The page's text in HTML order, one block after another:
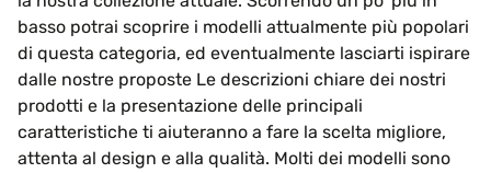
basso potrai scoprire i modelli attualmente più popolari
di questa categoria, ed eventualmente lasciarti ispirare
dalle nostre proposte Le descrizioni chiare dei nostri
prodotti e la presentazione delle principali
caratteristiche ti aiuteranno a fare la scelta migliore,
attenta al design e alla qualità. Molti dei modelli sono